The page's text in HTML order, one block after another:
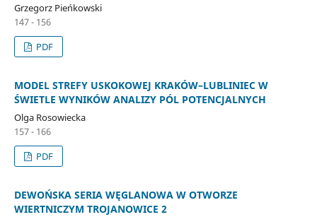
Grzegorz Pieńkowski
147 - 156
PDF
MODEL STREFY USKOKOWEJ KRAKÓW–LUBLINIEC W
ŚWIETLE WYNIKÓW ANALIZY PÓL POTENCJALNYCH
Olga Rosowiecka
157 - 166
PDF
DEWOŃSKA SERIA WĘGLANOWA W OTWORZE
WIERTNICZYM TROJANOWICE 2